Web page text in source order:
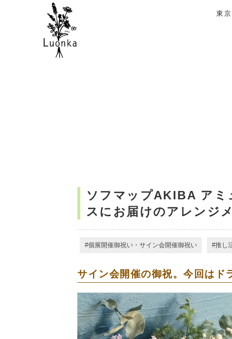
東
ソフマップAKIBA アミ
スにお届けのアレンジ
個展開催御祝い・サイン会開催御祝い 推し
サイン会開催の御祝。今回はド